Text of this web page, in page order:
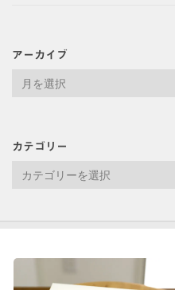
アーカイブ
ブ
カテゴリー
リ